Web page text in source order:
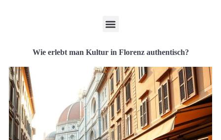
Wie erlebt man Kultur in Florenz authentisch?